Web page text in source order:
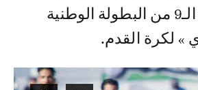
لحساب الجولة الـ9 من البطولة الوطنية
» لكرة القدم.